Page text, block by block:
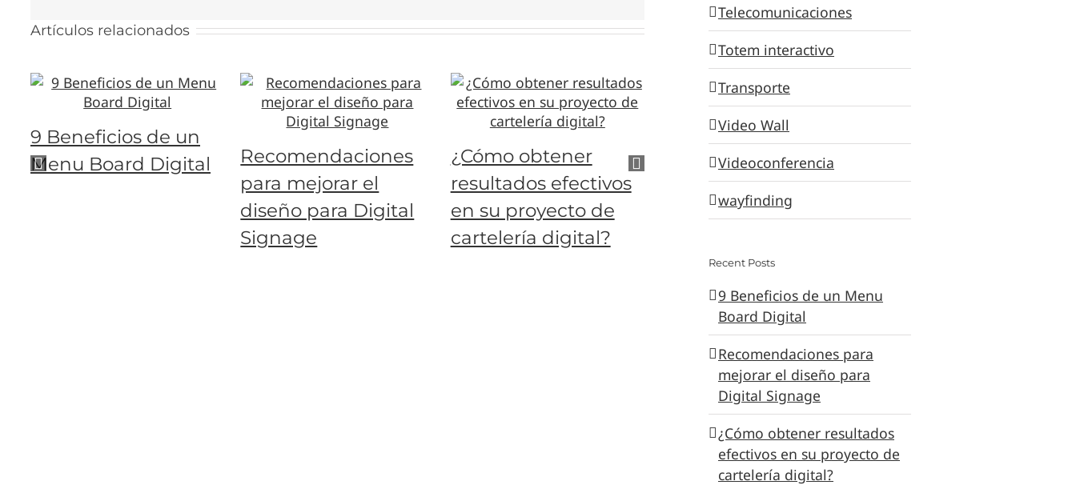
Artículos relacionados
9 Beneficios de un
Menu Board Digital
Recomendaciones
para mejorar el
diseño para Digital
Signage
¿Cómo obtener
resultados efectivos
en su proyecto de
cartelería digital?
La mejor paleta de
colores para tu
cartelería digital
negocios que se
Telecomunicaciones
Totem interactivo
Transporte
Video Wall
Videoconferencia
wayfinding
Recent Posts
9 Beneficios de un Menu
Board Digital
Recomendaciones para
mejorar el diseño para
Digital Signage
¿Cómo obtener resultados
efectivos en su proyecto de
cartelería digital?